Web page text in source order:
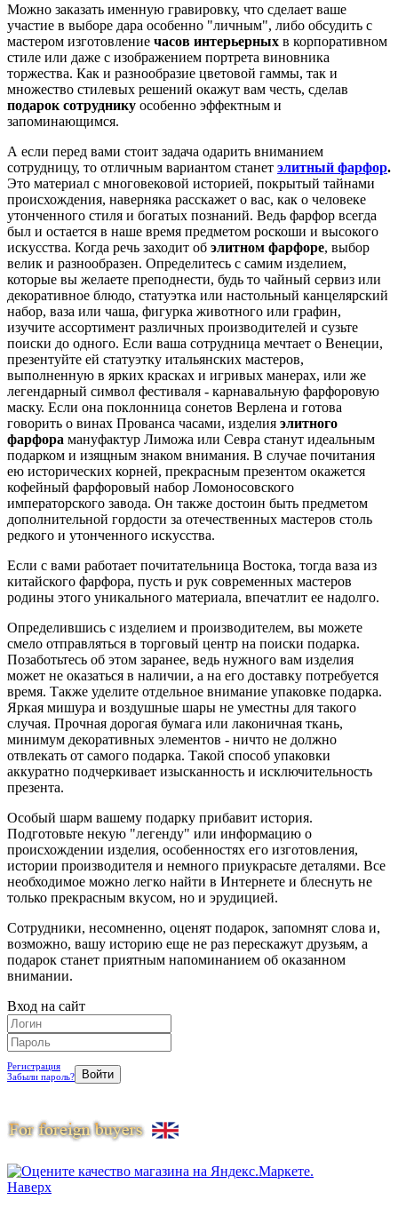
Можно заказать именную гравировку, что сделает ваше
участие в выборе дара особенно "личным", либо обсудить с
мастером изготовление часов интерьерных в корпоративном
стиле или даже с изображением портрета виновника
торжества. Как и разнообразие цветовой гаммы, так и
множество стилевых решений окажут вам честь, сделав
подарок сотруднику особенно эффектным и
запоминающимся.
А если перед вами стоит задача одарить вниманием
сотрудницу, то отличным вариантом станет элитный фарфор.
Это материал с многовековой историей, покрытый тайнами
происхождения, наверняка расскажет о вас, как о человеке
утонченного стиля и богатых познаний. Ведь фарфор всегда
был и остается в наше время предметом роскоши и высокого
искусства. Когда речь заходит об элитном фарфоре, выбор
велик и разнообразен. Определитесь с самим изделием,
которые вы желаете преподнести, будь то чайный сервиз или
декоративное блюдо, статуэтка или настольный канцелярский
набор, ваза или чаша, фигурка животного или графин,
изучите ассортимент различных производителей и сузьте
поиски до одного. Если ваша сотрудница мечтает о Венеции,
презентуйте ей статуэтку итальянских мастеров,
выполненную в ярких красках и игривых манерах, или же
легендарный символ фестиваля - карнавальную фарфоровую
маску. Если она поклонница сонетов Верлена и готова
говорить о винах Прованса часами, изделия элитного
фарфора мануфактур Лиможа или Севра станут идеальным
подарком и изящным знаком внимания. В случае почитания
ею исторических корней, прекрасным презентом окажется
кофейный фарфоровый набор Ломоносовского
императорского завода. Он также достоин быть предметом
дополнительной гордости за отечественных мастеров столь
редкого и утонченного искусства.
Если с вами работает почитательница Востока, тогда ваза из
китайского фарфора, пусть и рук современных мастеров
родины этого уникального материала, впечатлит ее надолго.
Определившись с изделием и производителем, вы можете
смело отправляться в торговый центр на поиски подарка.
Позаботьтесь об этом заранее, ведь нужного вам изделия
может не оказаться в наличии, а на его доставку потребуется
время. Также уделите отдельное внимание упаковке подарка.
Яркая мишура и воздушные шары не уместны для такого
случая. Прочная дорогая бумага или лаконичная ткань,
минимум декоративных элементов - ничто не должно
отвлекать от самого подарка. Такой способ упаковки
аккуратно подчеркивает изысканность и исключительность
презента.
Особый шарм вашему подарку прибавит история.
Подготовьте некую "легенду" или информацию о
происхождении изделия, особенностях его изготовления,
истории производителя и немного приукрасьте деталями. Все
необходимое можно легко найти в Интернете и блеснуть не
только прекрасным вкусом, но и эрудицией.
Сотрудники, несомненно, оценят подарок, запомнят слова и,
возможно, вашу историю еще не раз перескажут друзьям, а
подарок станет приятным напоминанием об оказанном
внимании.
Вход на сайт
Регистрация
Забыли пароль?
Наверх